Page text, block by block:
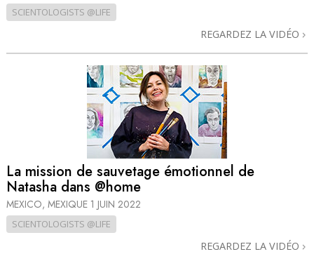
SCIENTOLOGISTS @LIFE
REGARDEZ LA VIDÉO
La mission de sauvetage émotionnel de
Natasha dans @home
MEXICO, MEXIQUE 1 JUIN 2022
SCIENTOLOGISTS @LIFE
REGARDEZ LA VIDÉO